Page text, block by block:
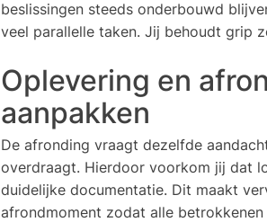
beslissingen steeds onderbouwd
veel parallelle taken. Jij behoudt grip
Oplevering en
aanpakken
De afronding vraagt dezelfde
overdraagt. Hierdoor voorkom jij dat
duidelijke documentatie. Dit maakt
afrondmoment zodat alle